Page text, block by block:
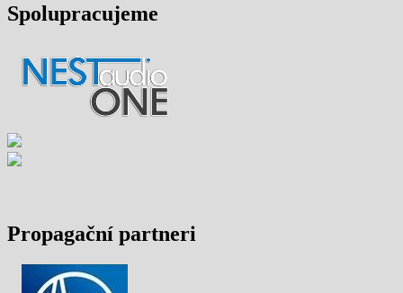
Spolupracujeme
Propagační partneri